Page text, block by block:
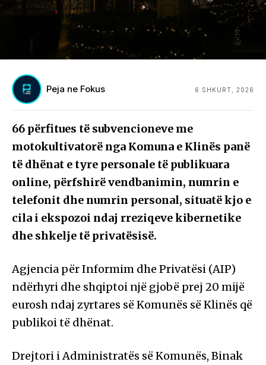
Peja ne Fokus 6 SHKURT, 2026
66 përfitues të subvencioneve me
motokultivatorë nga Komuna e Klinës panë
të dhënat e tyre personale të publikuara
online, përfshirë vendbanimin, numrin e
telefonit dhe numrin personal, situatë kjo e
cila i ekspozoi ndaj rreziqeve kibernetike
dhe shkelje të privatësisë.
Agjencia për Informim dhe Privatësi (AIP)
ndërhyri dhe shqiptoi një gjobë prej 20 mijë
eurosh ndaj zyrtares së Komunës së Klinës që
publikoi të dhënat.
Drejtori i Administratës së Komunës, Binak